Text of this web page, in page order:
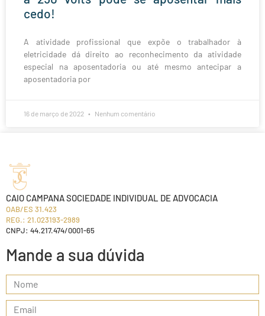
cedo!
A atividade profissional que expõe o trabalhador à
eletricidade dá direito ao reconhecimento da atividade
especial na aposentadoria ou até mesmo antecipar a
aposentadoria por
16 de março de 2022 Nenhum comentário
Mande a sua dúvida
CAIO CAMPANA SOCIEDADE INDIVIDUAL DE ADVOCACIA
OAB/ES 31.423
REG.: 21.023193-2989
CNPJ: 44.217.474/0001-65